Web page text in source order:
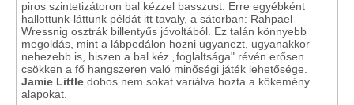
piros szintetizátoron bal kézzel basszust. Erre egyébként
hallottunk-láttunk példát itt tavaly, a sátorban: Rahpael
Wressnig osztrák billentyűs jóvoltából. Ez talán könnyebb
megoldás, mint a lábpedálon hozni ugyanezt, ugyanakkor
nehezebb is, hiszen a bal kéz „foglaltsága" révén erősen
csökken a fő hangszeren való minőségi játék lehetősége.
Jamie Little dobos nem sokat variálva hozta a kőkemény
alapokat.